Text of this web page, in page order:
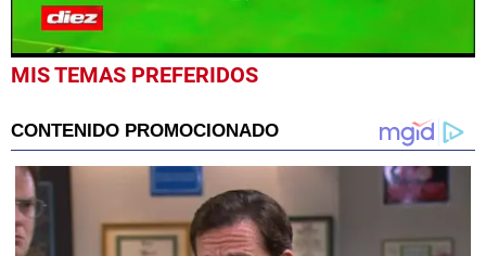
0
seconds
seconds
MIS TEMAS PREFERIDOS